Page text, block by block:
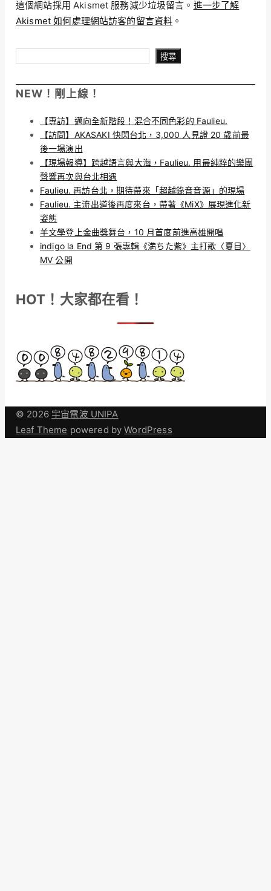
這個網站採用 Akismet 服務減少垃圾留言。 進一步了解
Akismet 如何處理網站訪客的留言資料 。
搜尋
NEW！剛上線！
【專訪】邁向全新階段！混合不同色彩的 Faulieu.
【訪問】AKASAKI 快閃台北，3,000 人見證 20 歲前最
後一場演出
【現場報導】跨越語言與大海，Faulieu. 用最純粹的樂團
聲響再次與台北相遇
Faulieu. 再訪台北，期待帶來「超越錄音音源」的現場
Faulieu. 主流出道後再度來台，帶著《MiX》展現進化新
姿態
羊文學登上金曲獎舞台，10 月首度前進高雄開唱
indigo la End 第 9 張專輯《満ちた紫》主打歌〈夏目〉
MV 公開
HOT！大家都在看！
© 2026 宇宙電波 UNIPA
Leaf Theme powered byWordPress